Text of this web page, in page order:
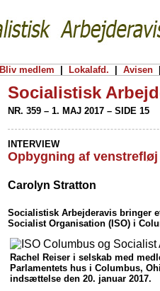
Bliv medlem Lokalafd. Avisen
Socialistisk
NR. 359 – 1. MAJ 2017 – SIDE 15
INTERVIEW
Opbygning af venstrefløj
Carolyn Stratton
Socialistisk Arbejderavis bringer
Socialist Organisation (ISO) i
Rachel Reiser i selskab med
Parlamentets hus i Columbus,
indsættelse den 20. januar 2017.